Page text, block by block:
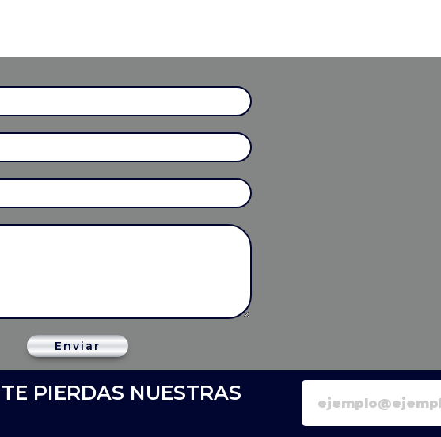
Enviar
PIERDAS NUESTRAS